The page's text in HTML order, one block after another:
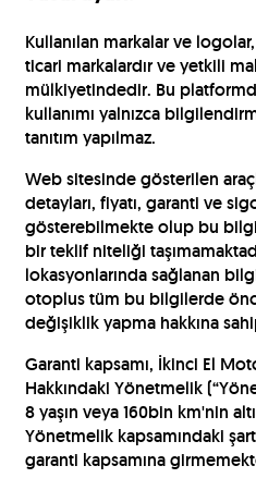
Kullanılan markalar ve
ticari markalardır ve yetkili
mülkiyetindedir. Bu
kullanımı yalnızca
tanıtım yapılmaz.
Web sitesinde gösterilen
detayları, fiyatı, garanti ve
gösterebilmekte olup bu
bir teklif niteliği
lokasyonlarında sağlanan
otoplus tüm bu bilgilerde
değişiklik yapma hakkına
Garanti kapsamı, İkinci El
Hakkındaki Yönetmelik
8 yaşın veya 160bin km'nin
Yönetmelik kapsamındaki
garanti kapsamına